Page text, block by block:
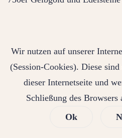
Wir nutzen auf unserer
(Session-Cookies). Diese
dieser Internetseite und
Schließung des Browsers
Ok